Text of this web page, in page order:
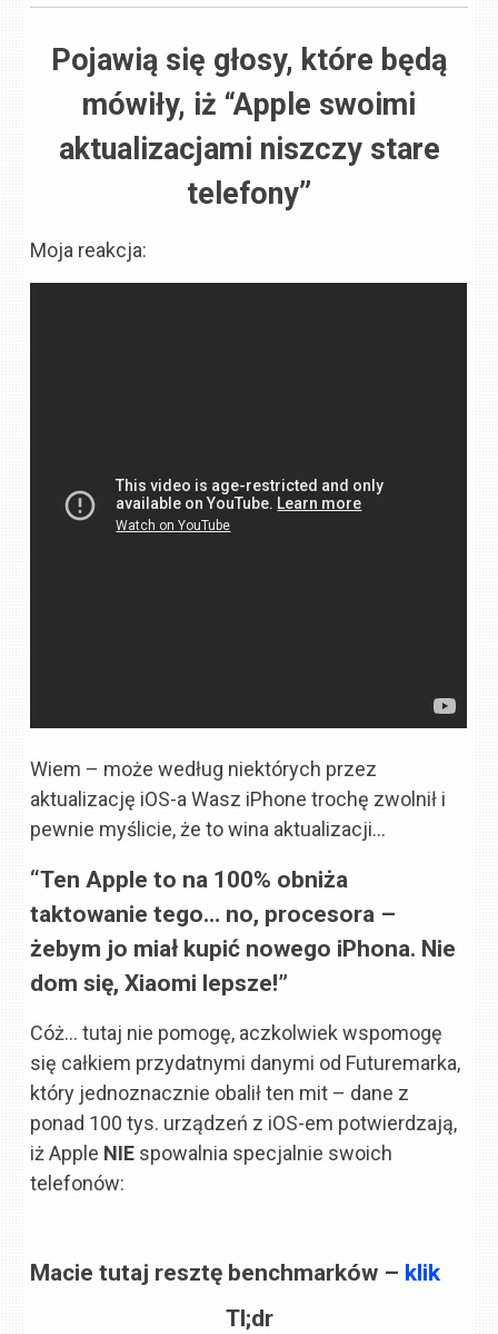
Pojawią się głosy, które będą
mówiły, iż “Apple swoimi
aktualizacjami niszczy stare
telefony”
Moja reakcja:
Wiem – może według niektórych przez
aktualizację iOS-a Wasz iPhone trochę zwolnił i
pewnie myślicie, że to wina aktualizacji…
“Ten Apple to na 100% obniża
taktowanie tego… no, procesora –
żebym jo miał kupić nowego iPhona. Nie
dom się, Xiaomi lepsze!”
Cóż… tutaj nie pomogę, aczkolwiek wspomogę
się całkiem przydatnymi danymi od Futuremarka,
który jednoznacznie obalił ten mit – dane z
ponad 100 tys. urządzeń z iOS-em potwierdzają,
iż Apple NIE spowalnia specjalnie swoich
telefonów:
Macie tutaj resztę benchmarków – klik
Tl;dr